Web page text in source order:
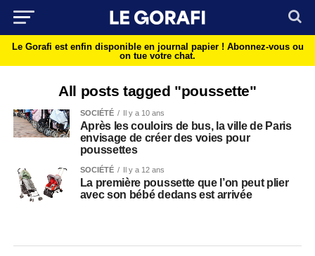
Le Gorafi est enfin disponible en journal papier ! Abonnez-vous ou
on tue votre chat.
All posts tagged "poussette"
SOCIÉTÉ Il y a 10 ans
Après les couloirs de bus, la ville de Paris
envisage de créer des voies pour
poussettes
SOCIÉTÉ Il y a 12 ans
La première poussette que l’on peut plier
avec son bébé dedans est arrivée